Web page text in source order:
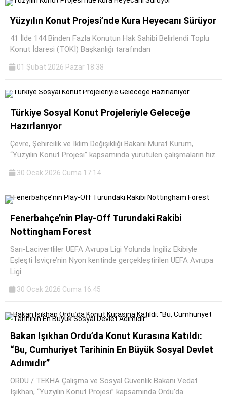
Yüzyılın Konut Projesi’nde Kura Heyecanı Sürüyor
41 İlde 144 Binden Fazla Konutun Hak Sahibi Belirlendi Toplu
Konut İdaresi (TOKİ) Başkanlığı tarafından
01 Şubat 2026 Pazar 18:38
Türkiye Sosyal Konut Projeleriyle Geleceğe
Hazırlanıyor
Çevre, Şehircilik ve İklim Değişikliği Bakanı Murat Kurum,
“Yüzyılın Konut Projesi” kapsamında yürütülen çalışmaların hız
30 Ocak 2026 Cuma 17:14
Fenerbahçe’nin Play-Off Turundaki Rakibi
Nottingham Forest
Sarı-Lacivertliler UEFA Avrupa Ligi Yolunda İngiliz Ekibiyle
Eşleşti İsviçre’nin Nyon kentinde gerçekleştirilen UEFA Avrupa
Ligi
30 Ocak 2026 Cuma 16:45
Bakan Işıkhan Ordu’da Konut Kurasına Katıldı:
“Bu, Cumhuriyet Tarihinin En Büyük Sosyal Devlet
Adımıdır”
ORDU / TEKHA Çalışma ve Sosyal Güvenlik Bakanı Vedat
Işıkhan, “Yüzyılın Konut Projesi” kapsamında Ordu’da